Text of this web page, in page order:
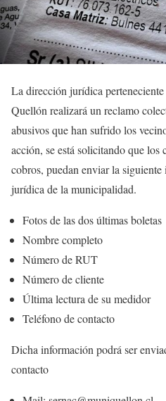
La dirección jurídica
Quellón realizará un reclamo
abusivos que han sufrido los
acción, se está solicitando que los
cobros, puedan enviar la
jurídica de la municipalidad.
Fotos de las dos últimas boletas
Nombre completo
Número de RUT
Número de cliente
Última lectura de su medidor
Teléfono de contacto
Dicha información podrá ser
contacto